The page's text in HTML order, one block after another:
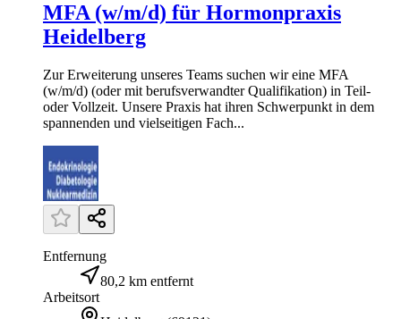
MFA (w/m/d) für Hormonpraxis
Heidelberg
Zur Erweiterung unseres Teams suchen wir eine MFA
(w/m/d) (oder mit berufsverwandter Qualifikation) in Teil-
oder Vollzeit. Unsere Praxis hat ihren Schwerpunkt in dem
spannenden und vielseitigen Fach...
Entfernung
80,2 km entfernt
Arbeitsort